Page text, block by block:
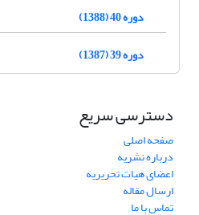
دوره 40 (1388)
دوره 39 (1387)
دسترسی سریع
صفحه اصلی
درباره نشریه
اعضای هیات تحریریه
ارسال مقاله
تماس با ما